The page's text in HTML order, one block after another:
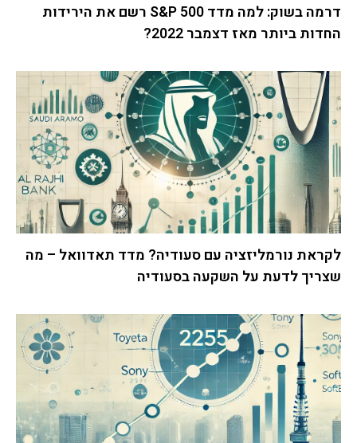
דרמה בשוק: למה מדד S&P 500 רשם את הירידות
החדות ביותר מאז דצמבר 2022?
לקראת נורמליזציה עם סעודיה? מדד תאדוואל – מה
שצריך לדעת על השקעה בסעודיה